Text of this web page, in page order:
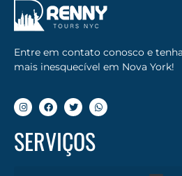
Entre em contato conosco e
mais inesquecível em Nova York!
SERVIÇOS